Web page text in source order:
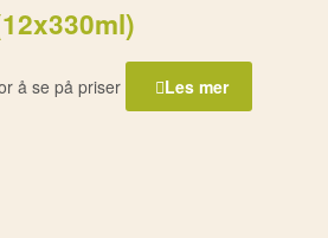
å se på priser Les mer